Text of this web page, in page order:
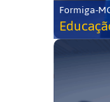
Formiga-